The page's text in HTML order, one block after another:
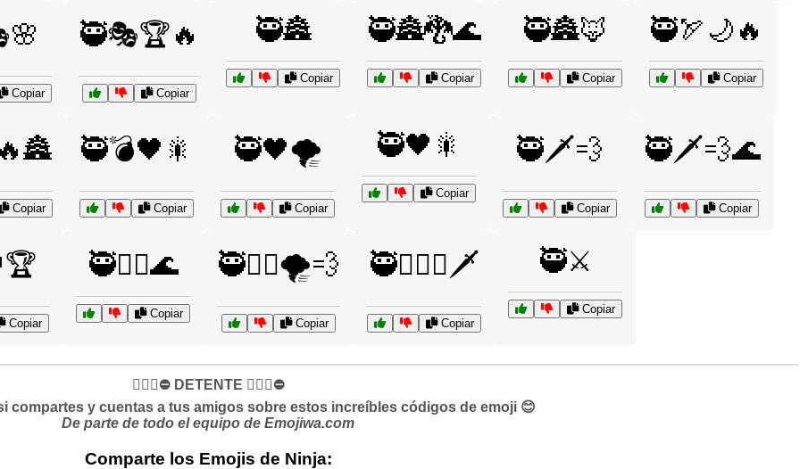
Copiar
🥷🎭🏆🔥
Copiar
🥷🏯
Copiar
🥷🏯🐉🌊
Copiar
🥷🏯🦊
Copiar
🥷🏹🌙🔥
Copiar
Copiar
🥷💣🖤🎇
Copiar
🥷🖤🌪️
Copiar
🥷🖤🎇
Copiar
🥷🗡️💨
Copiar
🥷🗡️💨🌊
Copiar
Copiar
🥷🧘‍♂️🌊
Copiar
🥷🧘‍♂️🌪️💨
Copiar
🥷🧙‍♂️⚔️🗡️
Copiar
🥷⚔️
Copiar
✋🏻🛑⛔️ DETENTE ✋🏻🛑⛔️
compartes y cuentas a tus amigos sobre estos increíbles códigos de emoji 😊
De parte de todo el equipo de Emojiwa.com
Comparte los Emojis de Ninja: